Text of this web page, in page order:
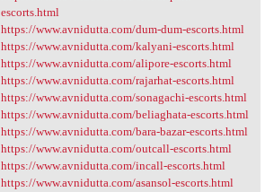
escorts.html
https://www.avnidutta.com/dum-dum-escorts.html
https://www.avnidutta.com/kalyani-escorts.html
https://www.avnidutta.com/alipore-escorts.html
https://www.avnidutta.com/rajarhat-escorts.html
https://www.avnidutta.com/sonagachi-escorts.html
https://www.avnidutta.com/beliaghata-escorts.html
https://www.avnidutta.com/bara-bazar-escorts.html
https://www.avnidutta.com/outcall-escorts.html
https://www.avnidutta.com/incall-escorts.html
https://www.avnidutta.com/asansol-escorts.html